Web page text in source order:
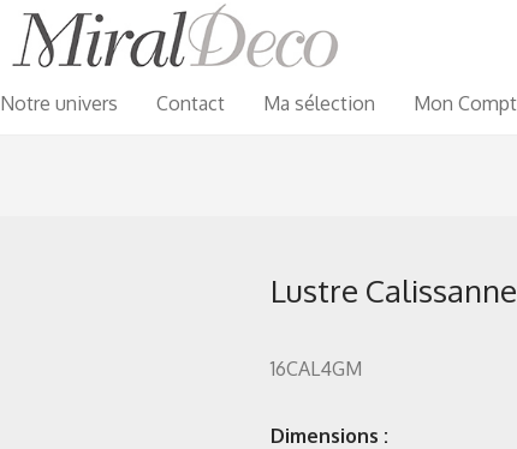
Notre univers Contact Ma sélection Mon
Lustre
16CAL4GM
Dimensions :